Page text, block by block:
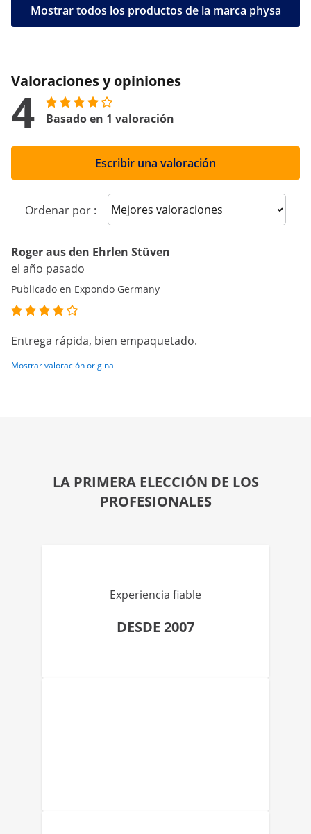
Mostrar todos los productos de la marca physa
Valoraciones y opiniones
4 Basado en 1 valoración
Escribir una valoración
Ordenar por : Sort reviews
Roger aus den Ehrlen Stüven
el año pasado
Publicado en Expondo Germany
Entrega rápida, bien empaquetado.
Mostrar valoración original
LA PRIMERA ELECCIÓN DE LOS
PROFESIONALES
Experiencia fiable
DESDE 2007